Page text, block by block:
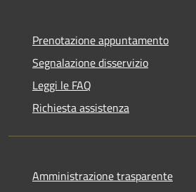
Prenotazione appuntamento
Segnalazione disservizio
Leggi le FAQ
Richiesta assistenza
Amministrazione trasparente